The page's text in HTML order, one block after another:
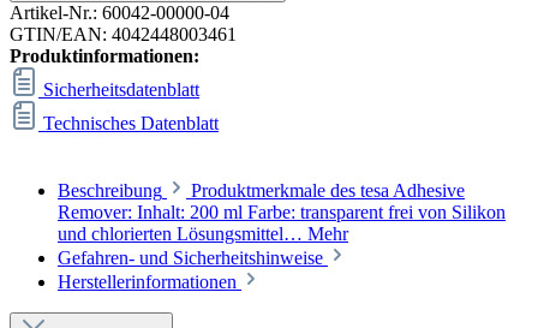
Artikel-Nr.: 60042-00000-04
GTIN/EAN: 4042448003461
Produktinformationen:
Sicherheitsdatenblatt
Technisches Datenblatt
Beschreibung
Produktmerkmale des tesa Adhesive
Remover: Inhalt: 200 ml Farbe: transparent frei von Silikon
und chlorierten Lösungsmittel… Mehr
Gefahren- und Sicherheitshinweise
Herstellerinformationen